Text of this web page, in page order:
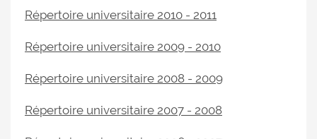
Répertoire universitaire 2010 - 2011
Répertoire universitaire 2009 - 2010
Répertoire universitaire 2008 - 2009
Répertoire universitaire 2007 - 2008